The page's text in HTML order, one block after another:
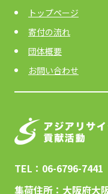
トップページ
寄付の流れ
団体概要
お問い合わせ
TEL：06-6796-7441
集荷住所：大阪府大